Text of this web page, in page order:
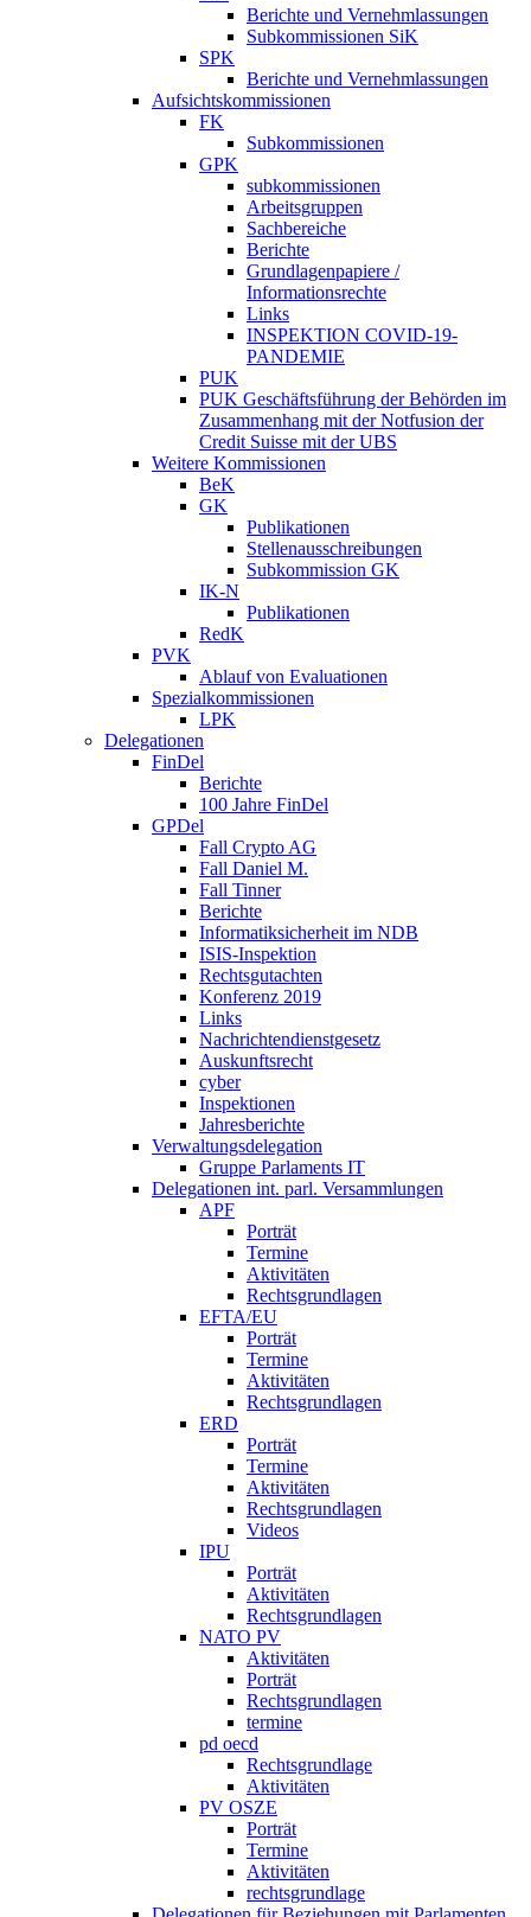
Berichte und Vernehmlassungen
Subkommissionen SiK
SPK
Berichte und Vernehmlassungen
Aufsichtskommissionen
FK
Subkommissionen
GPK
subkommissionen
Arbeitsgruppen
Sachbereiche
Berichte
Grundlagenpapiere /
Informationsrechte
Links
INSPEKTION COVID-19-
PANDEMIE
PUK
PUK Geschäftsführung der Behörden im
Zusammenhang mit der Notfusion der
Credit Suisse mit der UBS
Weitere Kommissionen
BeK
GK
Publikationen
Stellenausschreibungen
Subkommission GK
IK-N
Publikationen
RedK
PVK
Ablauf von Evaluationen
Spezialkommissionen
LPK
Delegationen
FinDel
Berichte
100 Jahre FinDel
GPDel
Fall Crypto AG
Fall Daniel M.
Fall Tinner
Berichte
Informatiksicherheit ­im NDB
ISIS-Inspektion
Rechtsgutachten
Konferenz 2019
Links
Nachrichtendienstgesetz
Auskunftsrecht
cyber
Inspektionen
Jahresberichte
Verwaltungsdelegation
Gruppe Parlaments IT
Delegationen int. parl. Versammlungen
APF
Porträt
Termine
Aktivitäten
Rechtsgrundlagen
EFTA/EU
Porträt
Termine
Aktivitäten
Rechtsgrundlagen
ERD
Porträt
Termine
Aktivitäten
Rechtsgrundlagen
Videos
IPU
Porträt
Aktivitäten
Rechtsgrundlagen
NATO PV
Aktivitäten
Porträt
Rechtsgrundlagen
termine
pd oecd
Rechtsgrundlage
Aktivitäten
PV OSZE
Porträt
Termine
Aktivitäten
rechtsgrundlage